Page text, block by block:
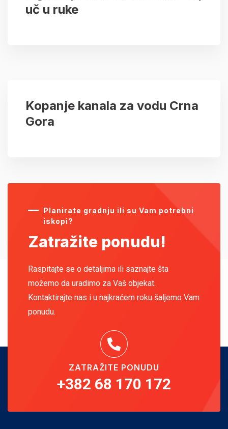
uč u ruke
Kopanje kanala za vodu Crna
Gora
Planirate gradnju ili su Vam potrebni
iskopi?
Zatražite ponudu!
Raspitajte se o detaljima ili saznajte šta
možemo da uradimo za Vaš objekat.
Kontaktirajte nas i u najkraćem roku šaljemo Vam
ponudu.
ZATRAŽITE PONUDU
+382 68 170 172